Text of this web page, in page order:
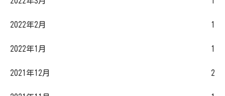
2022年2月 1
2022年1月 1
2021年12月 2